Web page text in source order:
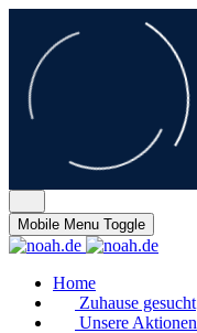
Mobile Menu Toggle
Home
Zuhause gesucht
Unsere Aktionen